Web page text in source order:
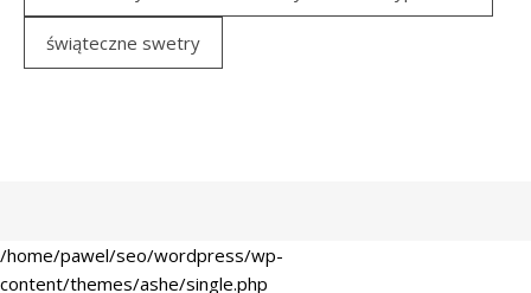
świąteczne swetry
/home/pawel/seo/wordpress/wp-
content/themes/ashe/single.php